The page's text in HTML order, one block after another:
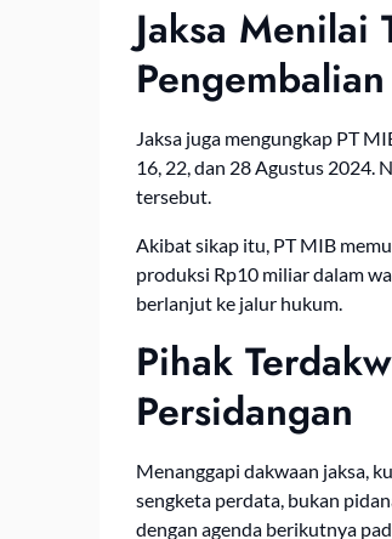
Jaksa Menilai
Jaksa juga mengungkap PT
16, 22, dan 28 Agustus 2024.
tersebut.
Akibat sikap itu, PT MIB
produksi Rp10 miliar dalam
berlanjut ke jalur hukum.
Pihak
Persidangan
Menanggapi dakwaan jaksa,
sengketa perdata, bukan
dengan agenda berikutnya